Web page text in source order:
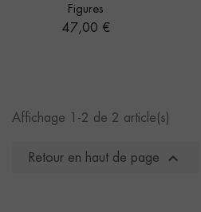
Figures
Prix
47,00 €
Affichage 1-2 de 2 article(s)
Retour en haut de page 